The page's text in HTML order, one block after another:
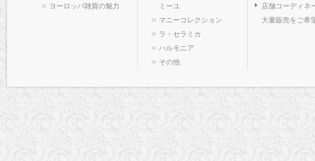
ヨーロッパ雑貨の魅力
ミーユ
マニーコレクション
ラ・セラミカ
ハルモニア
その他
店舗コーディネ
大量販売をご希